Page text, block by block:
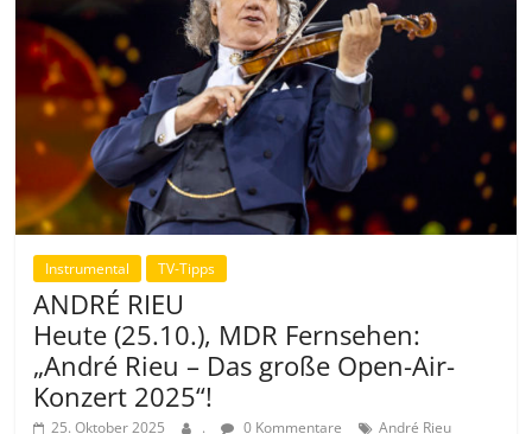
Instrumental TV-Tipps
ANDRÉ RIEU
Heute (25.10.), MDR Fernsehen:
„André Rieu – Das große Open-Air-
Konzert 2025“!
25. Oktober 2025 . 0 Kommentare André Rieu